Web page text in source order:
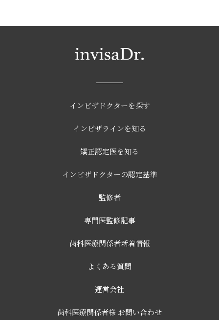
インビザドクターを探す
インビザラインを知る
矯正認定医を知る
インビザドクターの認定基準
監修者
専門医監修記事
歯科医療関係者新着情報
よくある質問
運営会社
歯科医療関係者様 お問い合わせ